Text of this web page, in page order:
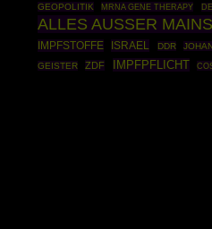
GEOPOLITIK MRNA GENE THERAPY
ALLES AUSSER
IMPFSTOFFE
ISRAEL DDR
GEISTER ZDF IMPFPFLICHT